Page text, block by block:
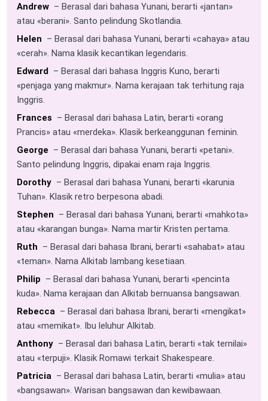
Andrew – Berasal dari bahasa Yunani, berarti «jantan»
atau «berani». Santo pelindung Skotlandia.
Helen – Berasal dari bahasa Yunani, berarti «cahaya» atau
«cerah». Nama klasik kecantikan legendaris.
Edward – Berasal dari bahasa Inggris Kuno, berarti
«penjaga yang makmur». Nama kerajaan tak terhitung raja
Inggris.
Frances – Berasal dari bahasa Latin, berarti «orang
Prancis» atau «merdeka». Klasik berkeanggunan feminin.
George – Berasal dari bahasa Yunani, berarti «petani».
Santo pelindung Inggris, dipakai enam raja Inggris.
Dorothy – Berasal dari bahasa Yunani, berarti «karunia
Tuhan». Klasik retro berpesona abadi.
Stephen – Berasal dari bahasa Yunani, berarti «mahkota»
atau «karangan bunga». Nama martir Kristen pertama.
Ruth – Berasal dari bahasa Ibrani, berarti «sahabat» atau
«teman». Nama Alkitab lambang kesetiaan.
Philip – Berasal dari bahasa Yunani, berarti «pencinta
kuda». Nama kerajaan dan Alkitab bernuansa bangsawan.
Rebecca – Berasal dari bahasa Ibrani, berarti «mengikat»
atau «memikat». Ibu leluhur Alkitab.
Anthony – Berasal dari bahasa Latin, berarti «tak ternilai»
atau «terpuji». Klasik Romawi terkait Shakespeare.
Patricia – Berasal dari bahasa Latin, berarti «mulia» atau
«bangsawan». Warisan bangsawan dan kewibawaan.